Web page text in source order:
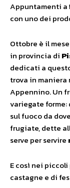
Appuntamenti a
con uno dei
Ottobre è il
in provincia di
dedicati a
trova in maniera
Appennino. Un
variegate
sul fuoco da
frugiate, dette
serve per servire
E così nei
castagne e di